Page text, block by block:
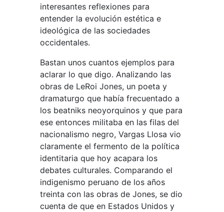
interesantes reflexiones para
entender la evolución estética e
ideológica de las sociedades
occidentales.
Bastan unos cuantos ejemplos para
aclarar lo que digo. Analizando las
obras de LeRoi Jones, un poeta y
dramaturgo que había frecuentado a
los beatniks neoyorquinos y que para
ese entonces militaba en las filas del
nacionalismo negro, Vargas Llosa vio
claramente el fermento de la política
identitaria que hoy acapara los
debates culturales. Comparando el
indigenismo peruano de los años
treinta con las obras de Jones, se dio
cuenta de que en Estados Unidos y